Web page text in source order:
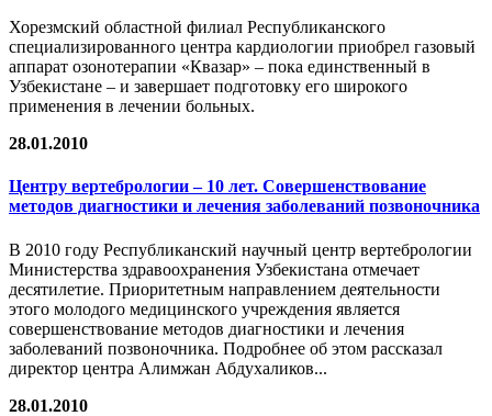
Хорезмский областной филиал Республиканского
специализированного центра кардиологии приобрел газовый
аппарат озонотерапии «Квазар» – пока единственный в
Узбекистане – и завершает подготовку его широкого
применения в лечении больных.
28.01.2010
Центру вертебрологии – 10 лет. Совершенствование
методов диагностики и лечения заболеваний позвоночника
В 2010 году Республиканский научный центр вертебрологии
Министерства здравоохранения Узбекистана отмечает
десятилетие. Приоритетным направлением деятельности
этого молодого медицинского учреждения является
совершенствование методов диагностики и лечения
заболеваний позвоночника. Подробнее об этом рассказал
директор центра Алимжан Абдухаликов...
28.01.2010